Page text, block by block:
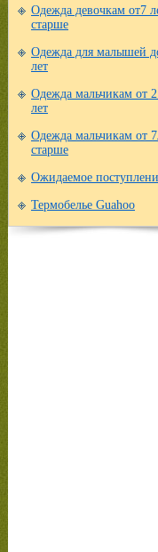
Одежда девочкам от7
старше
Одежда для малышей
лет
Одежда мальчикам от
лет
Одежда мальчикам от
старше
Ожидаемое
Термобелье Guahoo